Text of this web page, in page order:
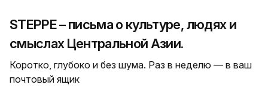
STEPPE – письма о культуре, людях и
смыслах Центральной Азии.
Коротко, глубоко и без шума. Раз в неделю — в ваш
почтовый ящик